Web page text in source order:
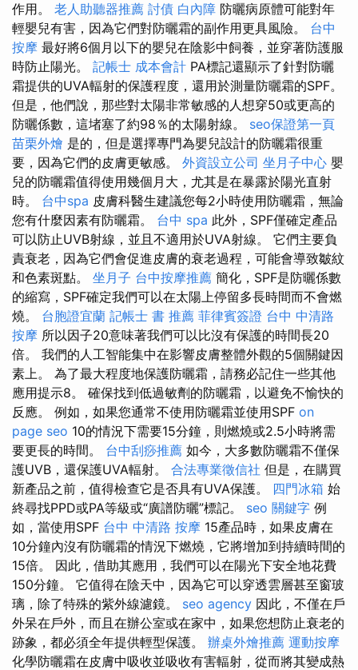
作用。 老人助聽器推薦 討債 白內障 防曬病原體可能對年
輕嬰兒有害，因為它們對防曬霜的副作用更具風險。 台中
按摩 最好將6個月以下的嬰兒在陰影中飼養，並穿著防護服
時防止陽光。 記帳士 成本會計 PA標記還顯示了針對防曬
霜提供的UVA​​輻射的保護程度，還用於測量防曬霜的SPF。
但是，他們說，那些對太陽非常敏感的人想穿50或更高的
防曬係數，這堵塞了約98％的太陽射線。 seo保證第一頁
苗栗外燴 是的，但是選擇專門為嬰兒設計的防曬霜很重
要，因為它們的皮膚更敏感。 外資設立公司 坐月子中心 嬰
兒的防曬霜值得使用幾個月大，尤其是在暴露於陽光直射
時。 台中spa 皮膚科醫生建議您每2小時使用防曬霜，無論
您有什麼因素有防曬霜。 台中 spa 此外，SPF僅確定產品
可以防止UVB射線，並且不適用於UVA射線。 它們主要負
責衰老，因為它們會促進皮膚的衰老過程，可能會導致皺紋
和色素斑點。 坐月子 台中按摩推薦 簡化，SPF是防曬係數
的縮寫，SPF確定我們可以在太陽上停留多長時間而不會燃
燒。 台胞證宜蘭 記帳士 書 推薦 菲律賓簽證 台中 中清路
按摩 所以因子20意味著我們可以比沒有保護的時間長20
倍。 我們的人工智能集中在影響皮膚整體外觀的5個關鍵因
素上。 為了最大程度地保護防曬霜，請務必記住一些其他
應用提示8。 確保找到低過敏劑的防曬霜，以避免不愉快的
反應。 例如，如果您通常不使用防曬霜並使用SPF on
page seo 10的情況下需要15分鐘，則燃燒或2.5小時將需
要更長的時間。 台中刮痧推薦 如今，大多數防曬霜不僅保
護UVB，還保護UVA輻射。 合法專業徵信社 但是，在購買
新產品之前，值得檢查它是否具有UVA保護。 四門冰箱 始
終尋找PPD或PA等級或“廣譜防曬”標記。 seo 關鍵字 例
如，當使用SPF 台中 中清路 按摩 15產品時，如果皮膚在
10分鐘內沒有防曬霜的情況下燃燒，它將增加到持續時間的
15倍。 因此，借助其應用，我們可以在陽光下安全地花費
150分鐘。 它值得在陰天中，因為它可以穿透雲層甚至窗玻
璃，除了特殊的紫外線濾鏡。 seo agency 因此，不僅在戶
外呆在戶外，而且在辦公室或在家中，如果您想防止衰老的
跡象，都必須全年提供輕型保護。 辦桌外燴推薦 運動按摩
化學防曬霜在皮膚中吸收並吸收有害輻射，從而將其變成熱